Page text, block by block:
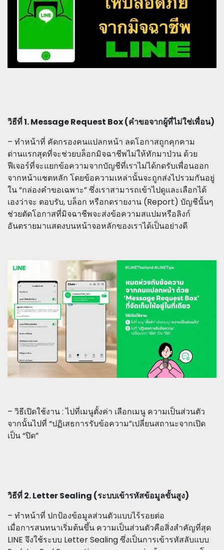
วิธีที่ 1. Message Request Box (คำขอจากผู้ที่ไม่ใช่เพื่อน)
– ทำหน้าที่ คัดกรองคนแปลกหน้า ลดโอกาสถูกคุกคาม
ด่านแรกสุดที่จะช่วยบล็อกมิจฉาชีพไม่ให้ทักมาป่วน ด้วย
ฟีเจอร์ที่จะแยกข้อความจากบัญชีที่เราไม่ได้กดรับเพื่อนออก
จากหน้าแชตหลัก โดยข้อความเหล่านั้นจะถูกส่งไปรวมกันอยู่
ใน “กล่องคำขอเฉพาะ” ซึ่งเราสามารถเข้าไปดูและเลือกได้
เองว่าจะ ตอบรับ, บล็อก หรือกดรายงาน (Report) บัญชีนั้นๆ
ช่วยตัดโอกาสที่มิจฉาชีพจะส่งข้อความสแปมหรือลิงก์
อันตรายมาแสดงบนหน้าจอหลักของเราได้เป็นอย่างดี
– วิธีเปิดใช้งาน : ไปที่เมนูตั้งค่า เลือกเมนู ความเป็นส่วนตัว
จากนั้นไปที่ “ปฏิเสธการรับข้อความ”เปลี่ยนสถานะจากเปิด
เป็น “ปิด”
วิธีที่ 2. Letter Sealing (ระบบเข้ารหัสข้อมูลขั้นสูง)
– ทำหน้าที่ ปกป้องข้อมูลส่วนตัวแบบไร้รอยต่อ
เมื่อการสนทนาเริ่มต้นขึ้น ความเป็นส่วนตัวคือสิ่งสำคัญที่สุด
LINE จึงใช้ระบบ Letter Sealing ซึ่งเป็นการเข้ารหัสลับแบบ